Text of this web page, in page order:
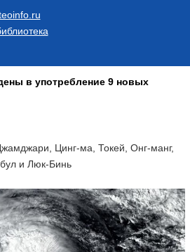
в употребление 9 новых
Цинг-ма, Токей, Онг-манг,
и Люк-Бинь